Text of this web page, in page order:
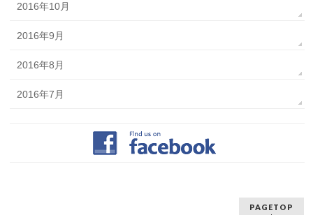
2016年10月
2016年9月
2016年8月
2016年7月
PAGETOP